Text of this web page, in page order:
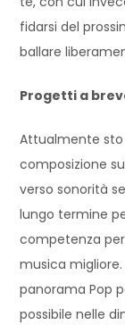
fidarsi del
ballare
Progetti a
Attualmente
composizione
verso sonorità
lungo termine
competenza
musica
panorama Pop
possibile nelle